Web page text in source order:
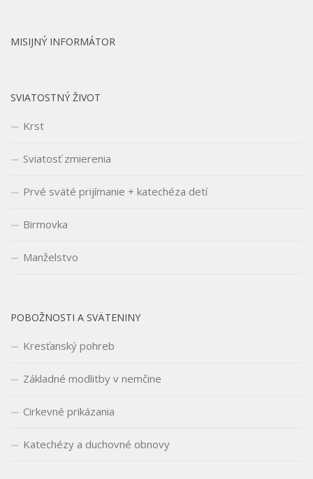
MISIJNÝ INFORMÁTOR
SVIATOSTNÝ ŽIVOT
Krst
Sviatosť zmierenia
Prvé sväté prijímanie + katechéza detí
Birmovka
Manželstvo
POBOŽNOSTI A SVÄTENINY
Kresťanský pohreb
Základné modlitby v nemčine
Cirkevné prikázania
Katechézy a duchovné obnovy